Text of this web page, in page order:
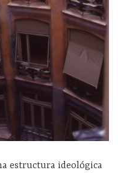
estructura ideológica